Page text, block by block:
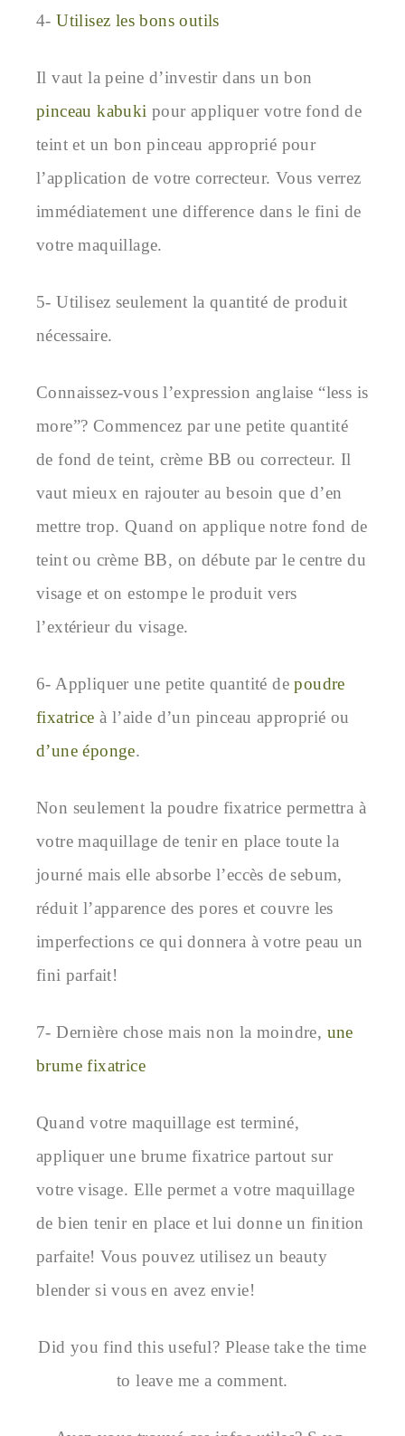
4-Utilisez les bons outils
Il vaut la peine d’investir dans un bon
pinceau kabuki pour appliquer votre fond de
teint et un bon pinceau approprié pour
l’application de votre correcteur. Vous verrez
immédiatement une difference dans le fini de
votre maquillage.
5- Utilisez seulement la quantité de produit
nécessaire.
Connaissez-vous l’expression anglaise “less is
more”? Commencez par une petite quantité
de fond de teint, crème BB ou correcteur. Il
vaut mieux en rajouter au besoin que d’en
mettre trop. Quand on applique notre fond de
teint ou crème BB, on débute par le centre du
visage et on estompe le produit vers
l’extérieur du visage.
6- Appliquer une petite quantité depoudre
fixatrice à l’aide d’un pinceau approprié ou
d’une éponge.
Non seulement la poudre fixatrice permettra à
votre maquillage de tenir en place toute la
journé mais elle absorbe l’eccès de sebum,
réduit l’apparence des pores et couvre les
imperfections ce qui donnera à votre peau un
fini parfait!
7- Dernière chose mais non la moindre, une
brume fixatrice
Quand votre maquillage est terminé,
appliquer une brume fixatrice partout sur
votre visage. Elle permet a votre maquillage
de bien tenir en place et lui donne un finition
parfaite! Vous pouvez utilisez un beauty
blender si vous en avez envie!
Did you find this useful? Please take the time
to leave me a comment.